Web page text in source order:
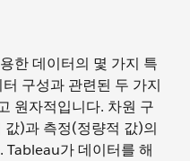
한 데이터의 몇 가지 특
구성과 관련된 두 가지
원자적입니다. 차원 구
)과 측정(정량적 값)의
Tableau가 데이터를 해